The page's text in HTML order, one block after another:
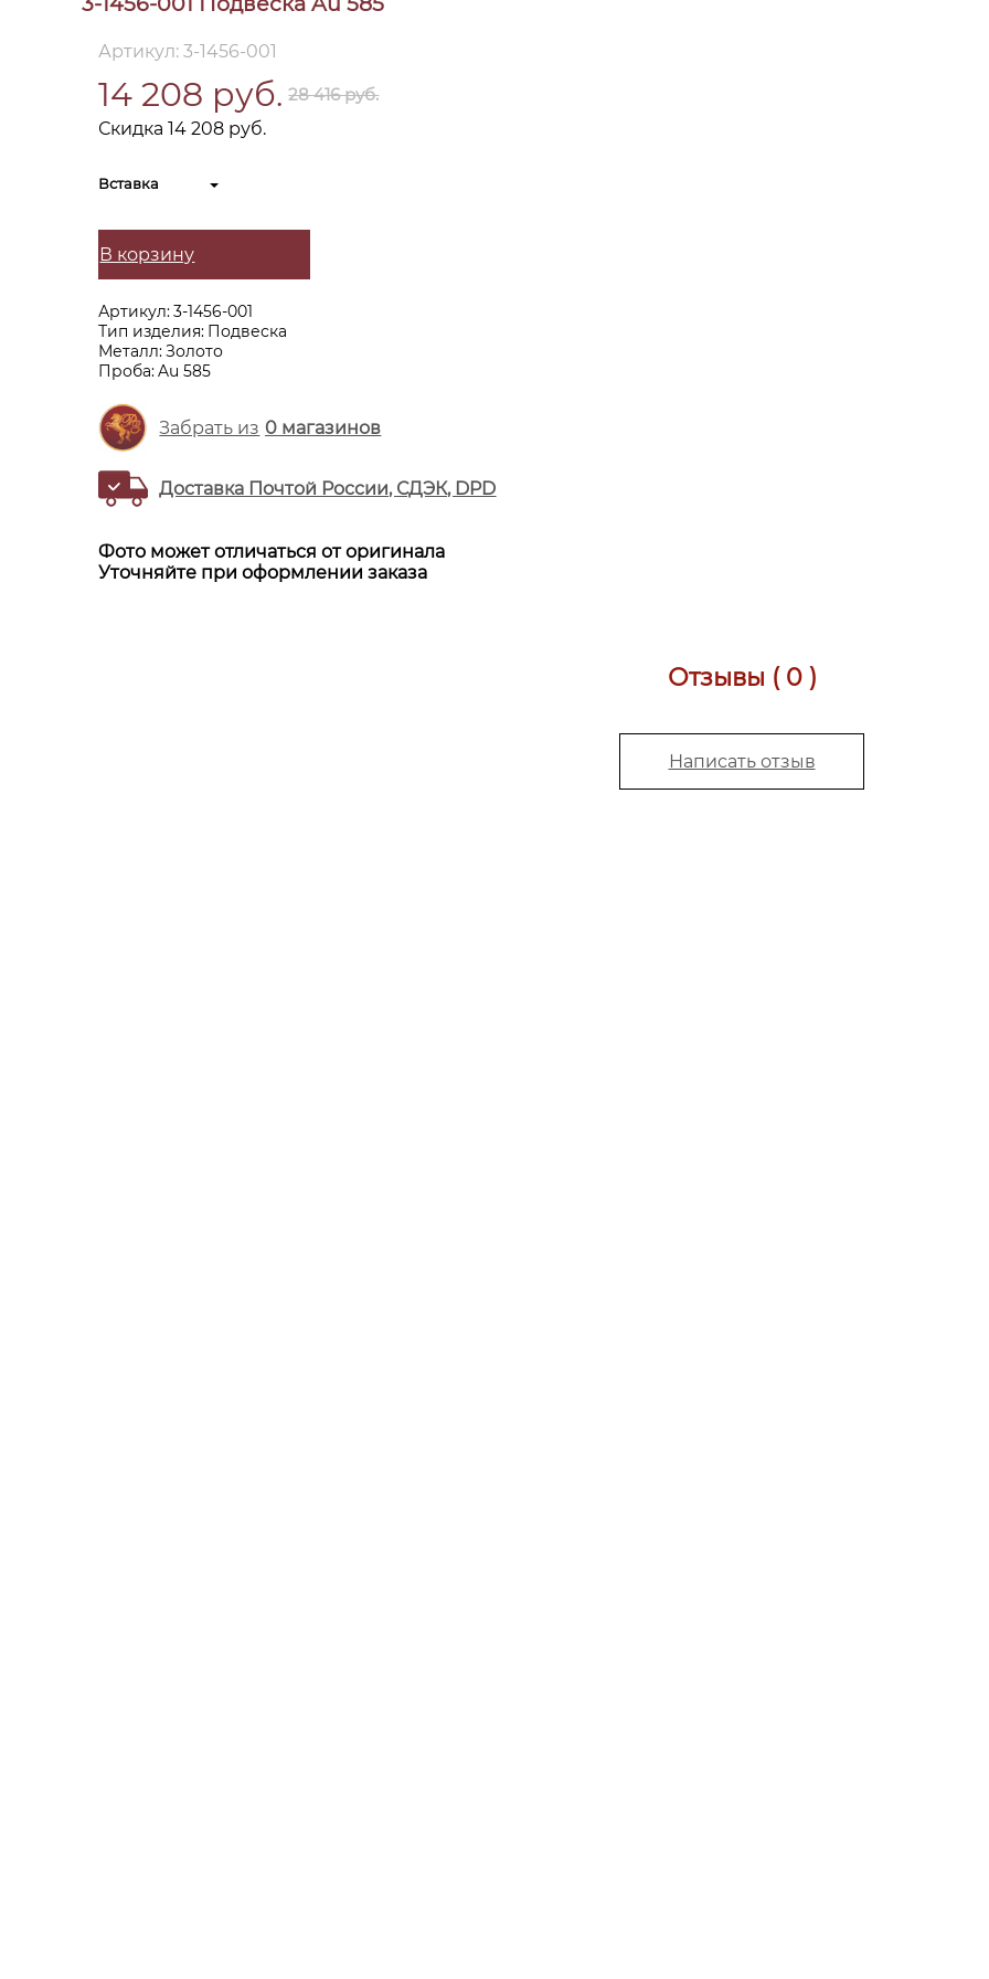
Артикул: 3-1456-001
14 208 руб. 28 416 руб.
Скидка 14 208 руб.
Вставка
В корзину
Артикул:3-1456-001
Тип изделия: Подвеска
Металл:Золото
Проба:Au 585
Забрать из 0 магазинов
Доставка Почтой России, СДЭК, DPD
Фото может отличаться от оригинала
Уточняйте при оформлении заказа
Отзывы ( 0 )
Написать отзыв